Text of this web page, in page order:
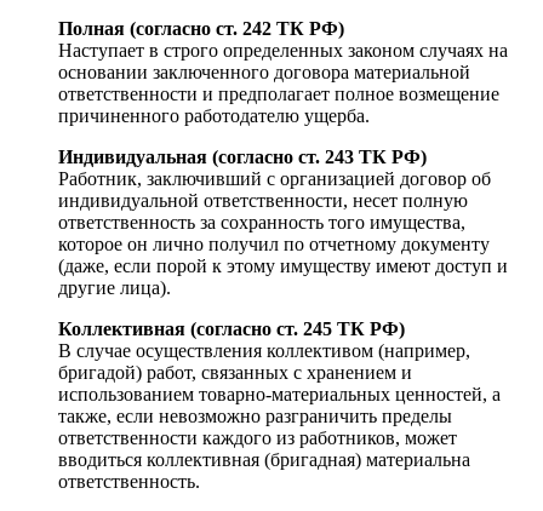
Полная (согласно ст. 242 ТК РФ)
Наступает в строго определенных законом случаях на
основании заключенного договора материальной
ответственности и предполагает полное возмещение
причиненного работодателю ущерба.
Индивидуальная (согласно ст. 243 ТК РФ)
Работник, заключивший с организацией договор об
индивидуальной ответственности, несет полную
ответственность за сохранность того имущества,
которое он лично получил по отчетному документу
(даже, если порой к этому имуществу имеют доступ и
другие лица).
Коллективная (согласно ст. 245 ТК РФ)
В случае осуществления коллективом (например,
бригадой) работ, связанных с хранением и
использованием товарно-материальных ценностей, а
также, если невозможно разграничить пределы
ответственности каждого из работников, может
вводиться коллективная (бригадная) материальна
ответственность.